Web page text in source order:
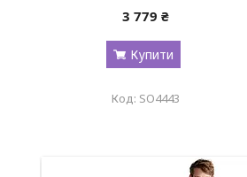
3 779 ₴
Купити
SO4443